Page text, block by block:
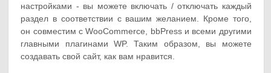
настройками - вы можете включать / отключать каждый
раздел в соответствии с вашим желанием. Кроме того,
он совместим с WooCommerce, bbPress и всеми другими
главными плагинами WP. Таким образом, вы можете
создавать свой сайт, как вам нравится.